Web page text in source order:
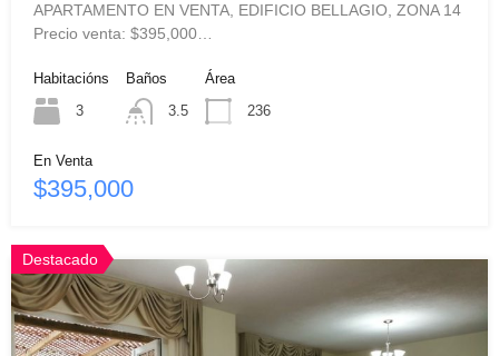
APARTAMENTO EN VENTA, EDIFICIO BELLAGIO, ZONA 14
Precio venta: $395,000…
Habitacións
3
Baños
3.5
Área
236
En Venta
$395,000
Destacado